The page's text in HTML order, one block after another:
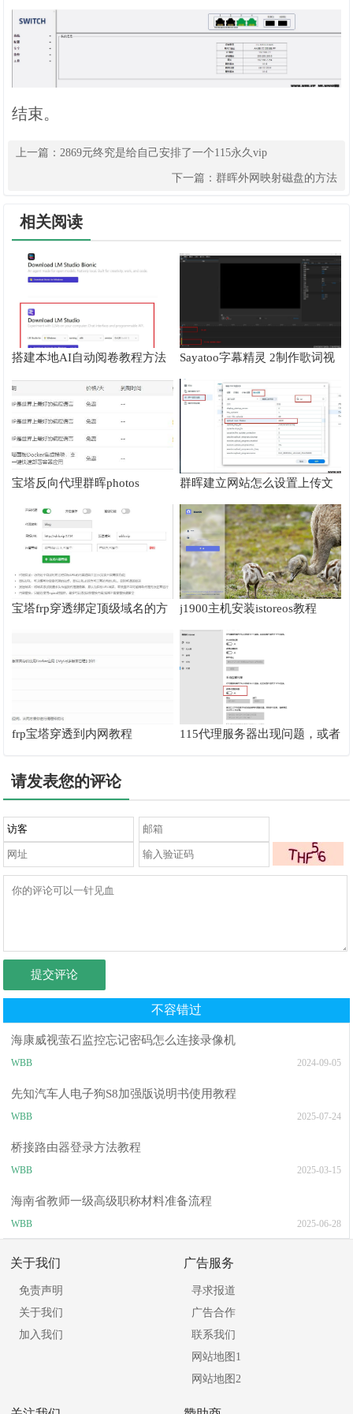
结束。
上一篇： 2869元终究是给自己安排了一个115永久vip
下一篇： 群晖外网映射磁盘的方法
相关阅读
搭建本地AI自动阅卷教程方法
Sayatoo字幕精灵 2制作歌词视
频教程
宝塔反向代理群晖photos
方法
群晖建立网站怎么设置上传文
件大小
宝塔frp穿透绑定顶级域名的方
j1900主机安装istoreos教程
frp宝塔穿透到内网教程
115代理服务器出现问题，或者
请发表您的评论
提交评论
不容错过
海康威视萤石监控忘记密码怎么连接录像机
WBB 2024-09-05
先知汽车人电子狗S8加强版说明书使用教程
WBB 2025-07-24
桥接路由器登录方法教程
WBB 2025-03-15
海南省教师一级高级职称材料准备流程
WBB 2025-06-28
关于我们
免责声明
关于我们
加入我们
广告服务
寻求报道
广告合作
联系我们
网站地图1
网站地图2